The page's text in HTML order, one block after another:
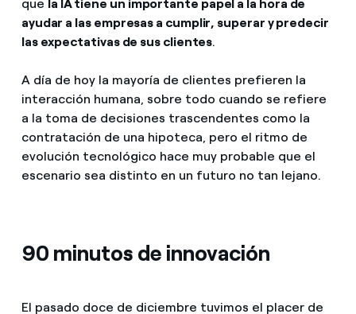
que la IA tiene un importante papel a la hora de
ayudar a las empresas a cumplir, superar y predecir
las expectativas de sus clientes.
A día de hoy la mayoría de clientes prefieren la
interacción humana, sobre todo cuando se refiere
a la toma de decisiones trascendentes como la
contratación de una hipoteca, pero el ritmo de
evolución tecnológico hace muy probable que el
escenario sea distinto en un futuro no tan lejano.
90 minutos de innovación
El pasado doce de diciembre tuvimos el placer de